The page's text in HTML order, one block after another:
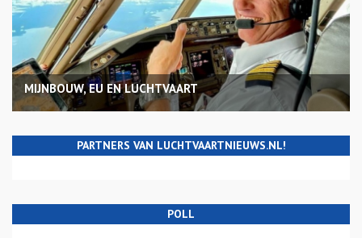
MIJNBOUW, EU EN LUCHTVAART
PARTNERS VAN LUCHTVAARTNIEUWS.NL!
POLL